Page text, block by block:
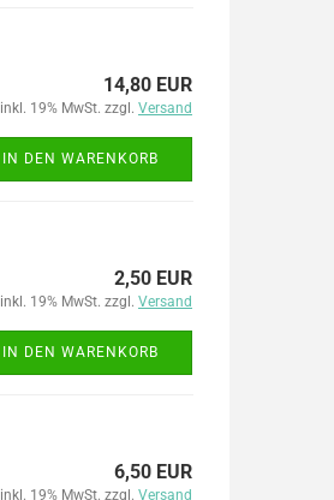
14,80 EUR
inkl. 19% MwSt. zzgl. Versand
IN DEN WARENKORB
2,50 EUR
inkl. 19% MwSt. zzgl. Versand
IN DEN WARENKORB
6,50 EUR
inkl. 19% MwSt. zzgl. Versand